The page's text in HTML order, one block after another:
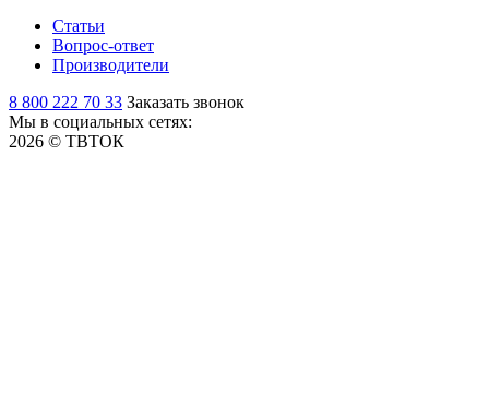
Статьи
Вопрос-ответ
Производители
8 800 222 70 33 Заказать звонок
Мы в социальных сетях:
2026 © ТВТОК